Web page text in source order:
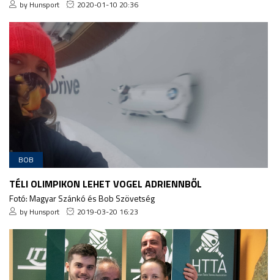
by Hunsport 2020-01-10 20:36
BOB
TÉLI OLIMPIKON LEHET VOGEL ADRIENNBŐL
Fotó: Magyar Szánkó és Bob Szövetség
by Hunsport 2019-03-20 16:23